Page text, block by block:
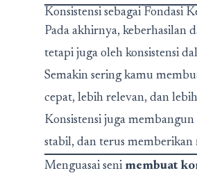
Konsistensi sebagai Fondasi
Pada akhirnya, keberhasilan
tetapi juga oleh konsistensi
Semakin sering kamu
cepat, lebih relevan, dan
Konsistensi juga
stabil, dan terus memberikan
Menguasai seni membuat